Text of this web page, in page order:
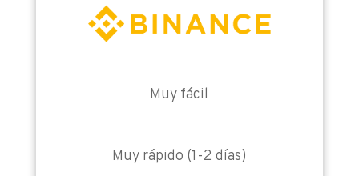
Muy fácil
Muy rápido (1-2 días)